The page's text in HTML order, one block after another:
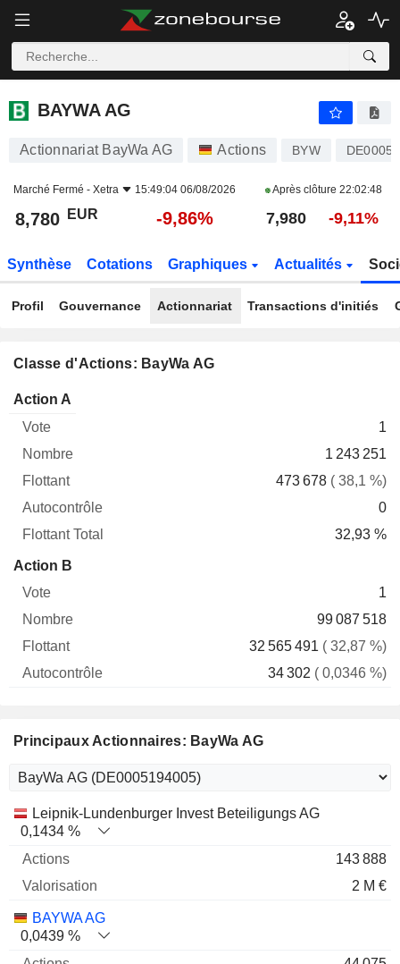
BAYWA AG
BAYWA AG
Actionnariat BayWa AG Actions BYW
Marché Fermé - Xetra 15:49:04 06/08/2026 Après clôture 22:02:48
8,780 EUR -9,86% 7,980 -9,11%
Synthèse Cotations Graphiques Actualités
Profil Gouvernance Actionnariat Transactions d'initiés
Classe d'Actions: BayWa AG
Action A
1
1 243 251
473 678 ( 38,1 %)
0
32,93 %
Action B
1
99 087 518
32 565 491 ( 32,87 %)
34 302 ( 0,0346 %)
Principaux Actionnaires: BayWa AG
Nom Actions % Valorisation
Leipnik-Lundenburger Invest Beteiligungs AG
0,1434 %
143 888
2 M €
BAYWA AG
0,0439 %